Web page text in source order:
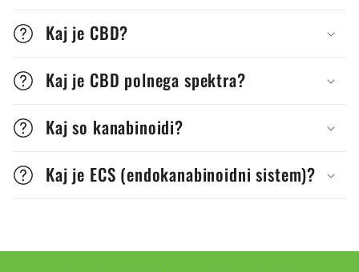
Kaj je CBD?
Kaj je CBD polnega spektra?
Kaj so kanabinoidi?
Kaj je ECS (endokanabinoidni sistem)?